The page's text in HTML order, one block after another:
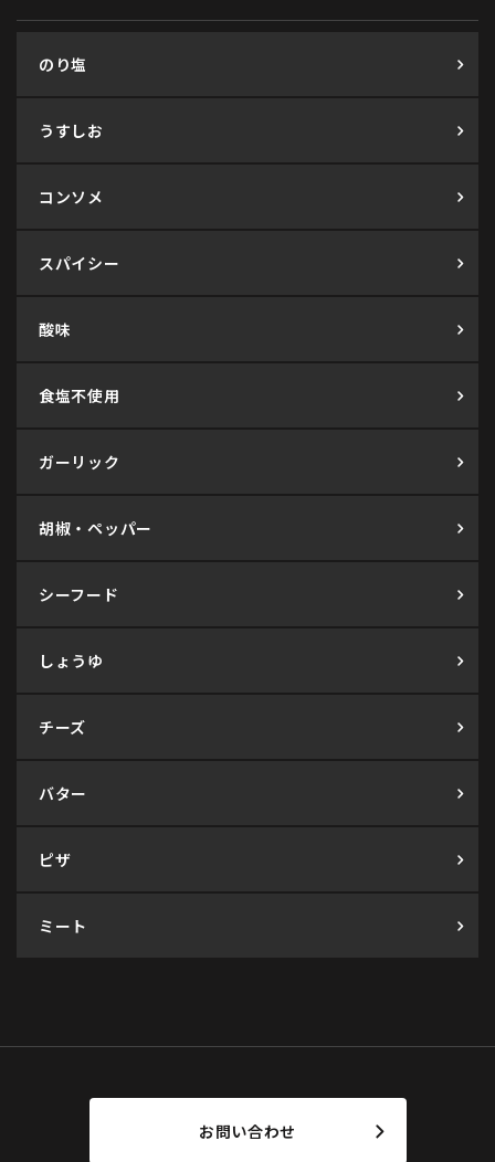
のり塩
うすしお
コンソメ
スパイシー
酸味
食塩不使用
ガーリック
胡椒・ペッパー
シーフード
しょうゆ
チーズ
バター
ピザ
ミート
お問い合わせ